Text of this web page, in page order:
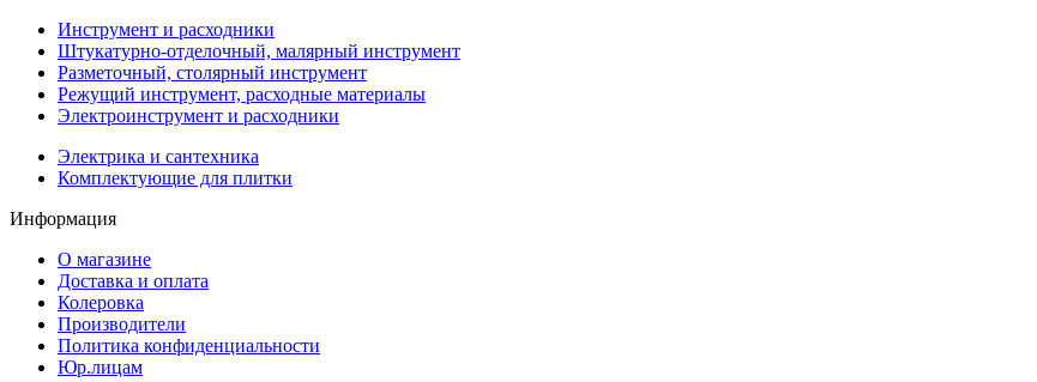
Инструмент и расходники
Штукатурно-отделочный, малярный инструмент
Разметочный, столярный инструмент
Режущий инструмент, расходные материалы
Электроинструмент и расходники
Электрика и сантехника
Комплектующие для плитки
Информация
О магазине
Доставка и оплата
Колеровка
Производители
Политика конфиденциальности
Юр.лицам